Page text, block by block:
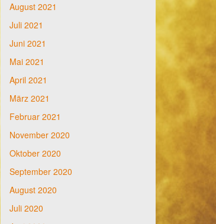
August 2021
Juli 2021
Juni 2021
Mai 2021
April 2021
März 2021
Februar 2021
November 2020
Oktober 2020
September 2020
August 2020
Juli 2020